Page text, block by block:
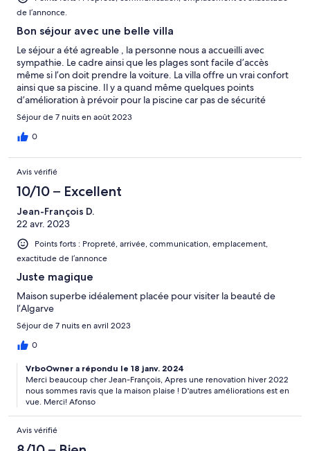
and our holiday but wouldn't return to this villa.
de l’annonce.
Bon séjour avec une belle villa
Le séjour a été agreable , la personne nous a accueilli avec
sympathie. Le cadre ainsi que les plages sont facile d’accès
même si l’on doit prendre la voiture. La villa offre un vrai confort
ainsi que sa piscine. Il y a quand même quelques points
d’amélioration à prévoir pour la piscine car pas de sécurité
enfants. Le baby-foot est dégradé et nous avons pas pu
l’utiliser, la grille du barbecue était inadaptée et pas
d’accessoires. La climatisation du rdc de la chambre fonctionnait
certain pavé sur l’espace de vie. La table ainsi que les chaises
dehors sont pas du tout adapté à la villa ( vielles, peu de place,
peu de chaises, pas confortable et bancales).
Séjour de 7 nuits en août 2023
0
Avis vérifié
10/10 – Excellent
Jean-François D.
22 avr. 2023
Points forts : Propreté, arrivée, communication, emplacement,
exactitude de l’annonce
Juste magique
Maison superbe idéalement placée pour visiter la beauté de
l’Algarve
Séjour de 7 nuits en avril 2023
0
VrboOwner a répondu le 18 janv. 2024
Merci beaucoup cher Jean-François, Apres une renovation hiver 2022
nous sommes ravis que la maison plaise ! D'autres améliorations est en
vue. Merci! Afonso
Avis vérifié